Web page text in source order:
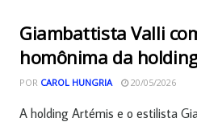
Giambattista Valli
homônima da
POR CAROL HUNGRIA 20/05/2026
A holding Artémis e o estilista